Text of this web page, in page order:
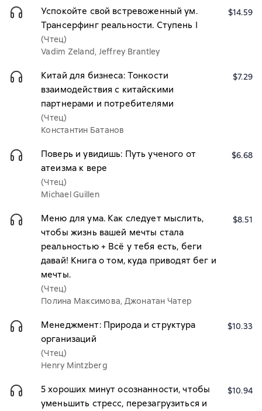
Успокойте свой встревоженный ум.
Трансерфинг реальности. Ступень I
(Чтец)
Vadim Zeland, Jeffrey Brantley
$14.59
Китай для бизнеса: Тонкости
взаимодействия с китайскими
партнерами и потребителями
(Чтец)
Константин Батанов
$7.29
Поверь и увидишь: Путь ученого от
атеизма к вере
(Чтец)
Michael Guillen
$6.68
Меню для ума. Как следует мыслить,
чтобы жизнь вашей мечты стала
реальностью + Всё у тебя есть, беги
давай! Книга о том, куда приводят бег и
мечты.
(Чтец)
Полина Максимова, Джонатан Чатер
$8.51
Менеджмент: Природа и структура
организаций
(Чтец)
Henry Mintzberg
$10.33
5 хороших минут осознанности, чтобы
уменьшить стресс, перезагрузиться и
$10.94